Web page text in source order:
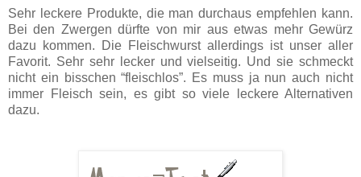
Sehr leckere Produkte, die man durchaus empfehlen kann.
Bei den Zwergen dürfte von mir aus etwas mehr Gewürz
dazu kommen. Die Fleischwurst allerdings ist unser aller
Favorit. Sehr sehr lecker und vielseitig. Und sie schmeckt
nicht ein bisschen “fleischlos”. Es muss ja nun auch nicht
immer Fleisch sein, es gibt so viele leckere Alternativen
dazu.